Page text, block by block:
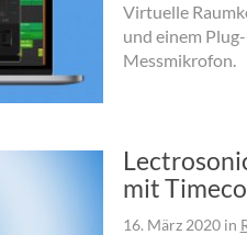
Virtuelle
und einem
Messmikrofon.
mit
16. März 2020in